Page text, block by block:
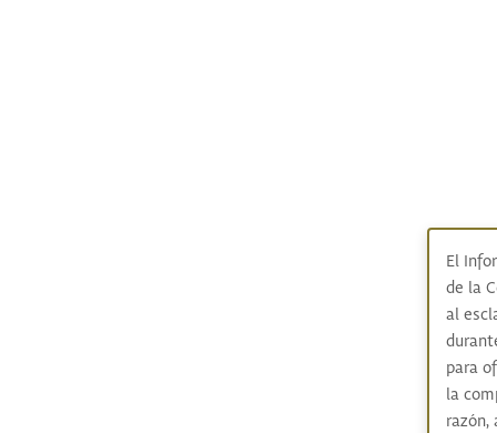
El
de la
al
para
la
razón,